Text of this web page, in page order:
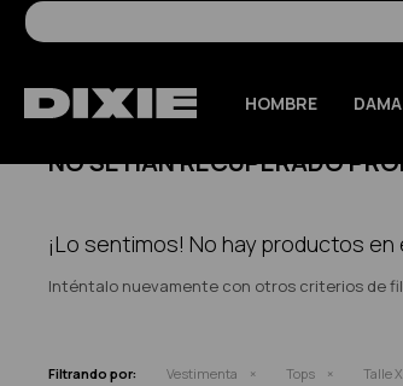
HOMBRE DAMA
NO SE HAN RECUPERADO
¡Lo sentimos! No hay productos
Inténtalo nuevamente con otros criterios de
Filtrando por: Vestimenta Tops Talle